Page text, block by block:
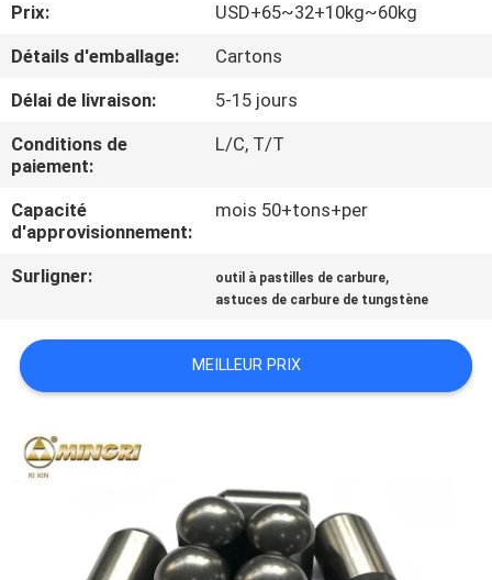
CONTRÔLE
DE
QUALITÉ
CONTACTEZ-
NOUS
NOUVELLES
DEMANDEZ
PLAN
Prix:
USD+65~32+10kg~60kg
Détails d'emballage:
Cartons
Délai de livraison:
5-15 jours
Conditions de
paiement:
L/C, T/T
Capacité
d'approvisionnement:
mois 50+tons+per
Surligner: outil à pastilles de carbure,
astuces de carbure de tungstène
MEILLEUR PRIX